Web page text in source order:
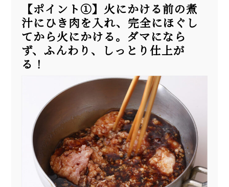
【ポイント①】火にかける前の煮
汁にひき肉を入れ、完全にほぐし
てから火にかける。ダマになら
ず、ふんわり、しっとり仕上が
る！